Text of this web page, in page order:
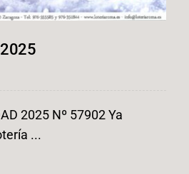
2025 Nº 57902 Ya
...